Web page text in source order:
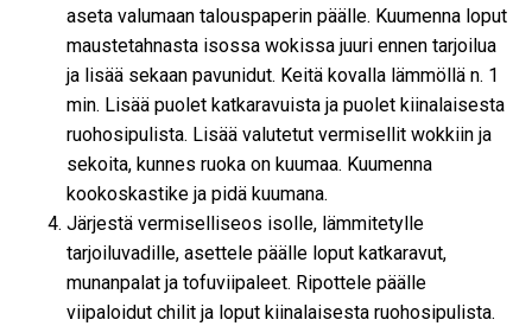
aseta valumaan talouspaperin päälle. Kuumenna loput
maustetahnasta isossa wokissa juuri ennen tarjoilua
ja lisää sekaan pavunidut. Keitä kovalla lämmöllä n. 1
min. Lisää puolet katkaravuista ja puolet kiinalaisesta
ruohosipulista. Lisää valutetut vermisellit wokkiin ja
sekoita, kunnes ruoka on kuumaa. Kuumenna
kookoskastike ja pidä kuumana.
Järjestä vermiselliseos isolle, lämmitetylle
tarjoiluvadille, asettele päälle loput katkaravut,
munanpalat ja tofuviipaleet. Ripottele päälle
viipaloidut chilit ja loput kiinalaisesta ruohosipulista.